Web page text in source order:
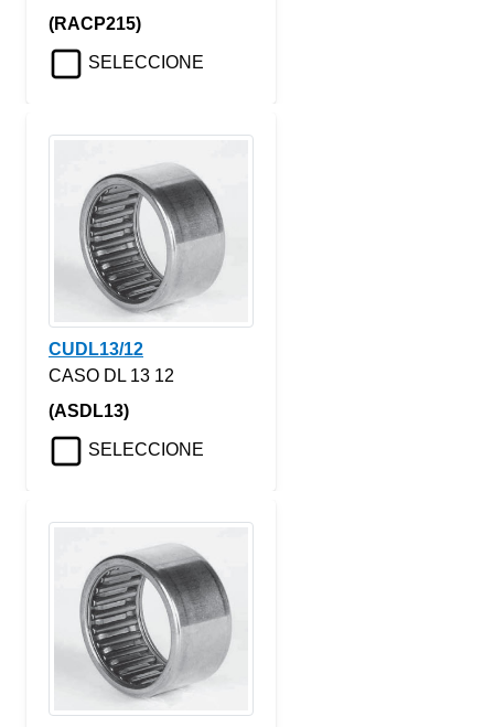
(RACP215)
SELECCIONE
CUDL13/12
CASO DL 13 12
(ASDL13)
SELECCIONE